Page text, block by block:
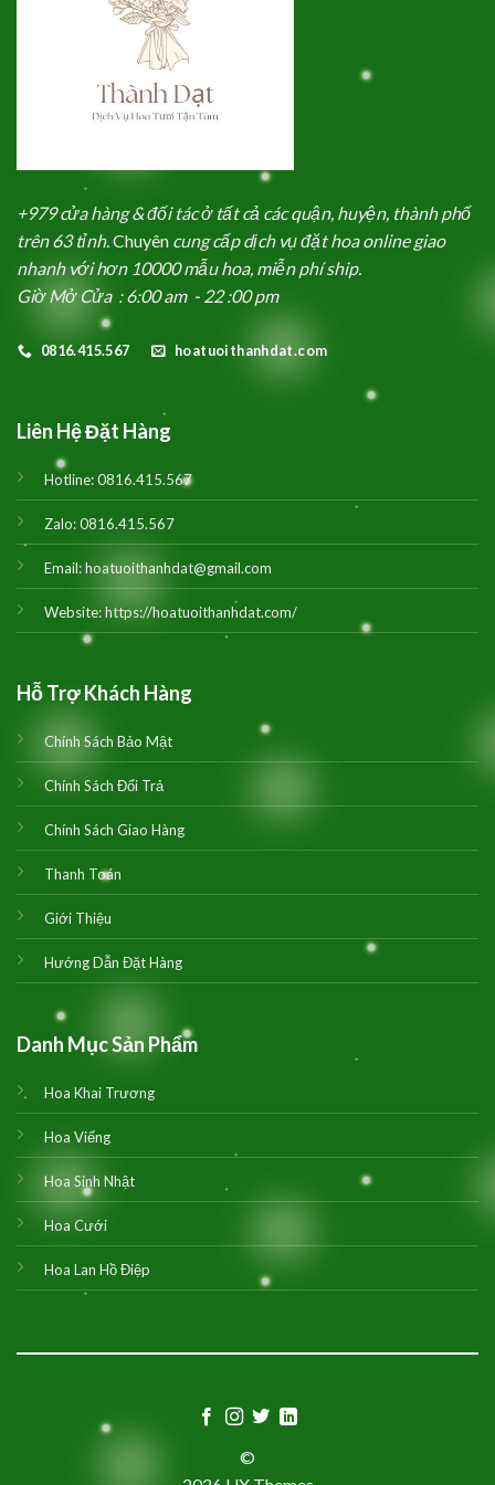
+979 cửa hàng & đối tác ở tất cả các quận, huyện, thành phố
trên 63 tỉnh.Chuyên cung cấp dịch vụ đặt hoa online giao
nhanh với hơn 10000 mẫu hoa, miễn phí ship.
Giờ Mở Cửa : 6:00 am - 22 :00 pm
0816.415.567 hoatuoithanhdat.com
Liên Hệ Đặt Hàng
Hotline:0816.415.567
Zalo:0816.415.567
Email:hoatuoithanhdat@gmail.com
Website:https://hoatuoithanhdat.com/
Hỗ Trợ Khách Hàng
Chính Sách Bảo Mật
Chính Sách Đổi Trả
Chính Sách Giao Hàng
Thanh Toán
Giới Thiệu
Hướng Dẫn Đặt Hàng
Danh Mục Sản Phẩm
Hoa Khai Trương
Hoa Viếng
Hoa Sinh Nhật
Hoa Cưới
Hoa Lan Hồ Điệp
©